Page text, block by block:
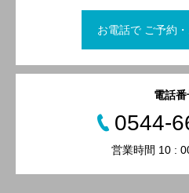
お電話で ご予約
電話番
0544-
営業時間 10 :